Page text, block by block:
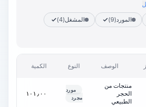
المورد(9) المشغل(4)
الوصف النوع الكمية
منتجات من
الحجر
الطبيعي
مورد
مجرد
١٠١٫٠٠